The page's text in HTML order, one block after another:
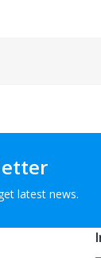
latest news.